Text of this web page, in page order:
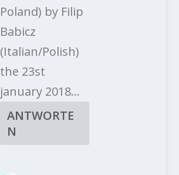
Poland) by Filip
Babicz
(Italian/Polish)
the 23st
january 2018…
ANTWORTE
N